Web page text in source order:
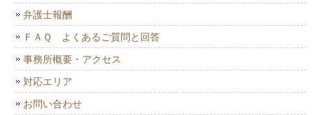
弁護士報酬
ＦＡＱ よくあるご質問と回答
事務所概要・アクセス
対応エリア
お問い合わせ